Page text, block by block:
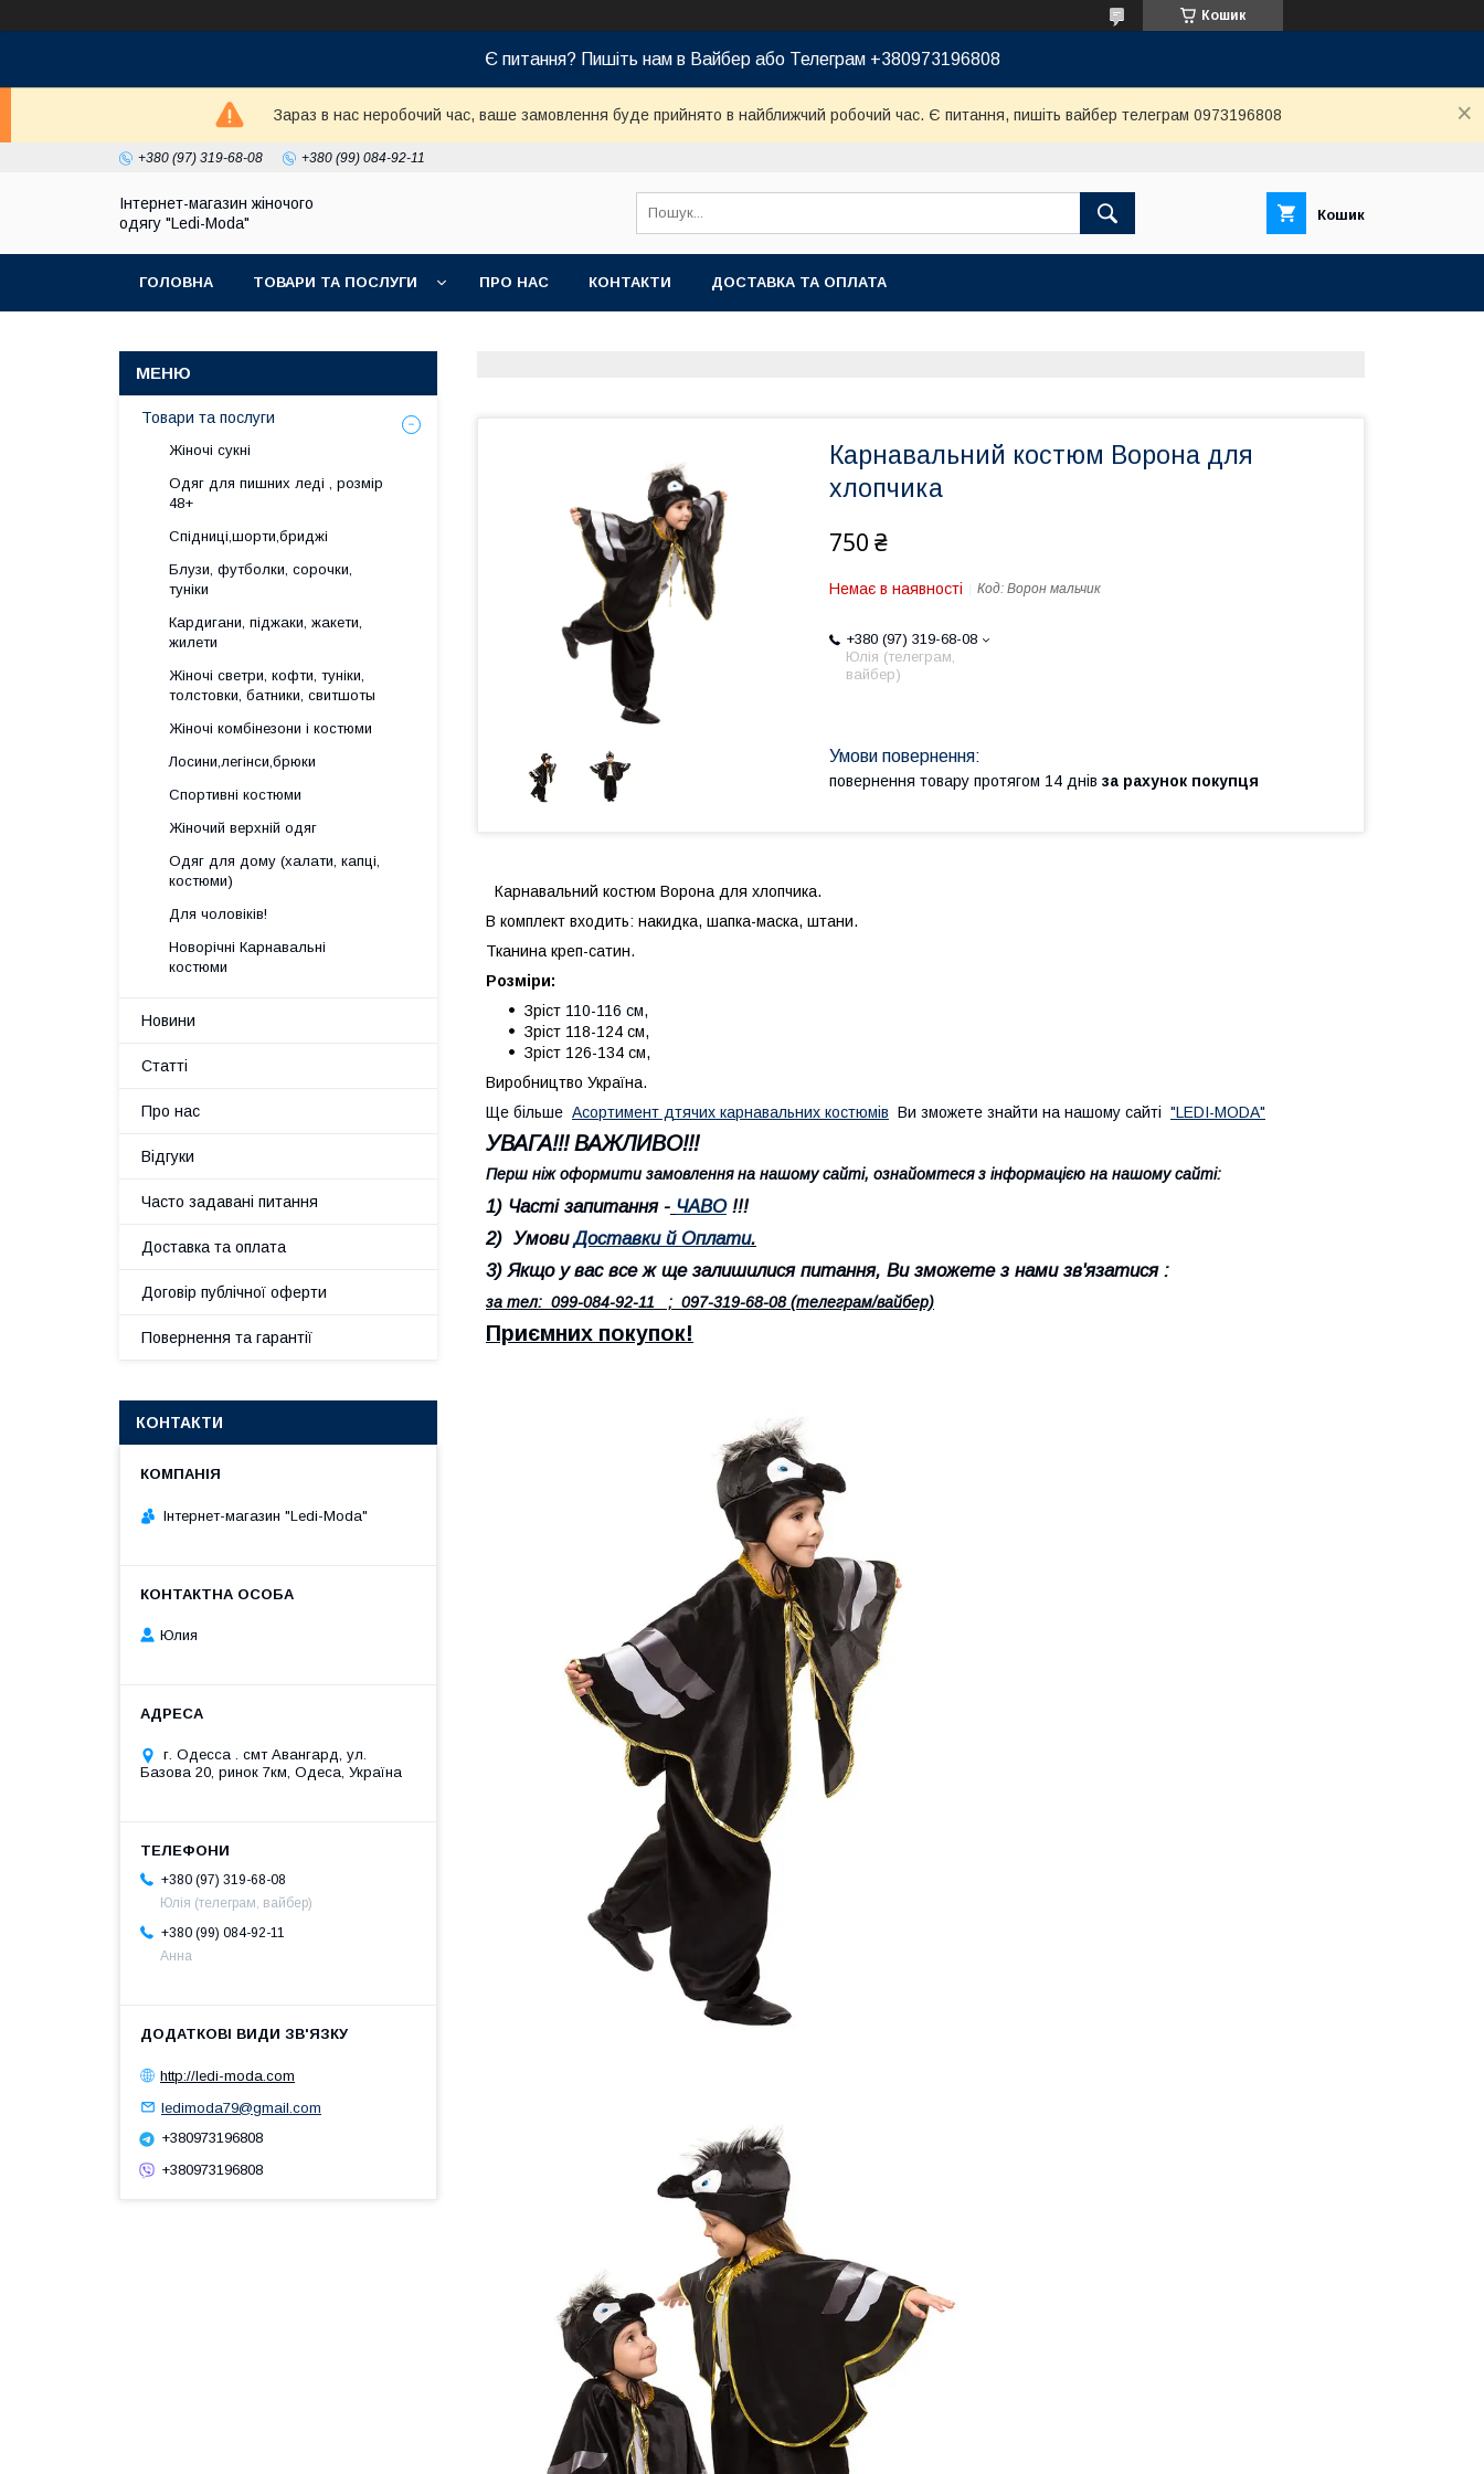
Кошик
Є питання? Пишіть нам в Вайбер або Телеграм +380973196808
Зараз в нас неробочий час, ваше замовлення буде прийнято в найближчий робочий час. Є питання, пишіть вайбер телеграм 0973196808
+380 (97) 319-68-08 +380 (99) 084-92-11
Інтернет-магазин жіночого
одягу "Ledi-Moda"
Кошик
ГОЛОВНА ТОВАРИ ТА ПОСЛУГИ ПРО НАС КОНТАКТИ ДОСТАВКА ТА ОПЛАТА
Карнавальний костюм Ворона для
хлопчика
750 ₴
Немає в наявності Код: Ворон мальчик
+380 (97) 319-68-08
Юлія (телеграм,
вайбер)
повернення товару протягом 14 днів за рахунок покупця
Карнавальний костюм Ворона для хлопчика.
В комплект входить: накидка, шапка-маска, штани.
Тканина креп-сатин.
Розміри:
Зрiст 110-116 см,
Зрiст 118-124 см,
Зрiст 126-134 см,
Виробництво Україна.
Ще більше Асортимент дтячих карнавальних костюмів Ви зможете знайти на нашому сайті "LEDI-MODA"
УВАГА!!! ВАЖЛИВО!!!
Перш ніж оформити замовлення на нашому сайті, ознайомтеся з інформацією на нашому сайті:
1) Часті запитання - ЧАВО!!!
2) УмовиДоставки й Оплати.
3) Якщо у вас все ж ще залишилися питання, Ви зможете з нами зв'язатися :
за тел: 099-084-92-11 ; 097-319-68-08 (телеграм/вайбер)
Приємних покупок!
Товари та послуги
Жіночі сукні
Одяг для пишних леді , розмір
48+
Спідниці,шорти,бриджі
Блузи, футболки, сорочки,
туніки
Кардигани, піджаки, жакети,
жилети
Жіночі светри, кофти, туніки,
толстовки, батники, свитшоты
Жіночі комбінезони і костюми
Лосини,легінси,брюки
Спортивні костюми
Жіночий верхній одяг
Одяг для дому (халати, капці,
костюми)
Для чоловіків!
Новорічні Карнавальні
костюми
Новини
Статті
Про нас
Відгуки
Часто задавані питання
Доставка та оплата
Договір публічної оферти
Повернення та гарантії
КОНТАКТИ
Інтернет-магазин "Ledi-Moda"
Юлия
г. Одесса . смт Авангард, ул.
Базова 20, ринок 7км, Одеса, Україна
+380 (97) 319-68-08
Юлія (телеграм, вайбер)
+380 (99) 084-92-11
Анна
http://ledi-moda.com
ledimoda79@gmail.com
+380973196808
+380973196808